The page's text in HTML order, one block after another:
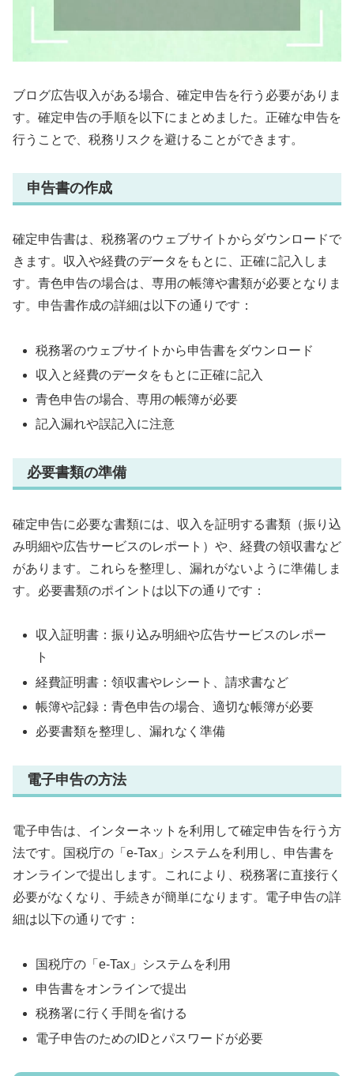
ブログ広告収入がある場合、確定申告を行う必要がありま
す。確定申告の手順を以下にまとめました。正確な申告を
行うことで、税務リスクを避けることができます。
申告書の作成
確定申告書は、税務署のウェブサイトからダウンロードで
きます。収入や経費のデータをもとに、正確に記入しま
す。青色申告の場合は、専用の帳簿や書類が必要となりま
す。申告書作成の詳細は以下の通りです：
税務署のウェブサイトから申告書をダウンロード
収入と経費のデータをもとに正確に記入
青色申告の場合、専用の帳簿が必要
記入漏れや誤記入に注意
必要書類の準備
確定申告に必要な書類には、収入を証明する書類（振り込
み明細や広告サービスのレポート）や、経費の領収書など
があります。これらを整理し、漏れがないように準備しま
す。必要書類のポイントは以下の通りです：
収入証明書：振り込み明細や広告サービスのレポー
ト
経費証明書：領収書やレシート、請求書など
帳簿や記録：青色申告の場合、適切な帳簿が必要
必要書類を整理し、漏れなく準備
電子申告の方法
電子申告は、インターネットを利用して確定申告を行う方
法です。国税庁の「e-Tax」システムを利用し、申告書を
オンラインで提出します。これにより、税務署に直接行く
必要がなくなり、手続きが簡単になります。電子申告の詳
細は以下の通りです：
国税庁の「e-Tax」システムを利用
申告書をオンラインで提出
税務署に行く手間を省ける
電子申告のためのIDとパスワードが必要